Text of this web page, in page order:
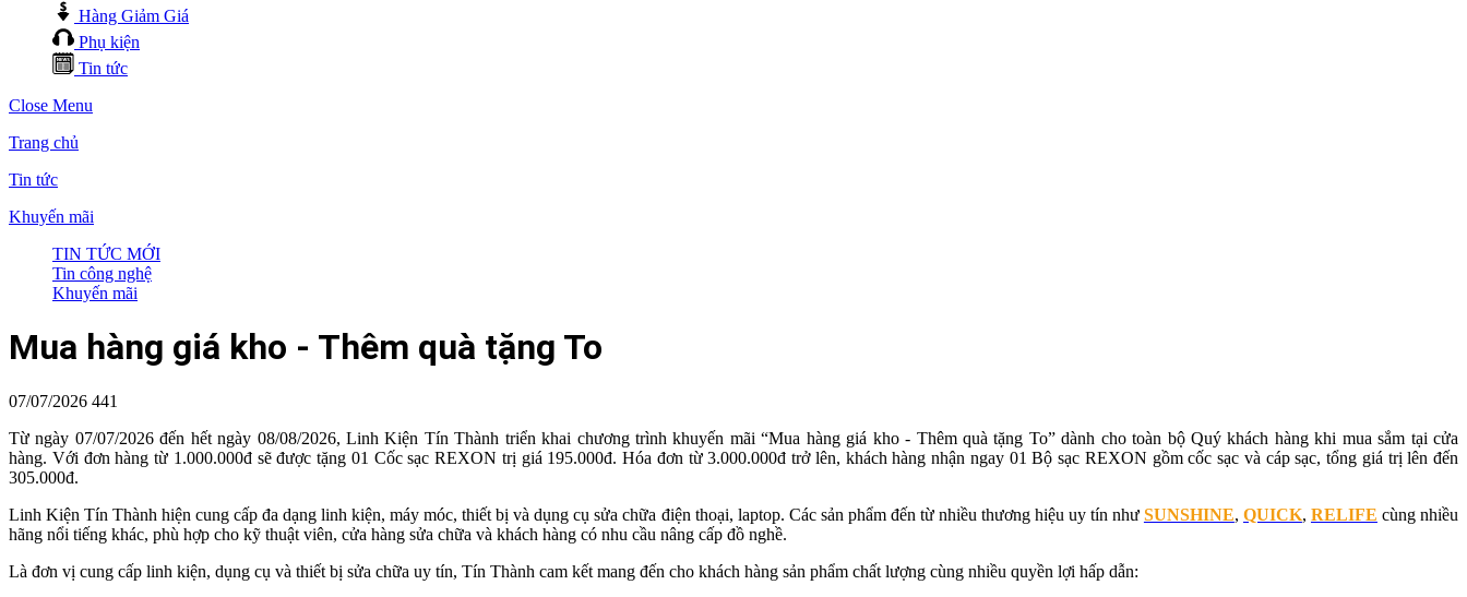
Hàng Giảm Giá
Phụ kiện
Tin tức
Close Menu
Trang chủ
Tin tức
Khuyến mãi
TIN TỨC MỚI
Tin công nghệ
Khuyến mãi
Mua hàng giá kho - Thêm quà tặng To
07/07/2026 441
Từ ngày 07/07/2026 đến hết ngày 08/08/2026, Linh Kiện Tín Thành triển khai chương trình khuyến mãi “Mua hàng giá kho - Thêm quà tặng To” dành cho toàn bộ Quý khách hàng khi mua sắm tại cửa
hàng. Với đơn hàng từ 1.000.000đ sẽ được tặng 01 Cốc sạc REXON trị giá 195.000đ. Hóa đơn từ 3.000.000đ trở lên, khách hàng nhận ngay 01 Bộ sạc REXON gồm cốc sạc và cáp sạc, tổng giá trị lên đến
305.000đ.
Linh Kiện Tín Thành hiện cung cấp đa dạng linh kiện, máy móc, thiết bị và dụng cụ sửa chữa điện thoại, laptop. Các sản phẩm đến từ nhiều thương hiệu uy tín như SUNSHINE, QUICK, RELIFE cùng nhiều
hãng nổi tiếng khác, phù hợp cho kỹ thuật viên, cửa hàng sửa chữa và khách hàng có nhu cầu nâng cấp đồ nghề.
Là đơn vị cung cấp linh kiện, dụng cụ và thiết bị sửa chữa uy tín, Tín Thành cam kết mang đến cho khách hàng sản phẩm chất lượng cùng nhiều quyền lợi hấp dẫn: